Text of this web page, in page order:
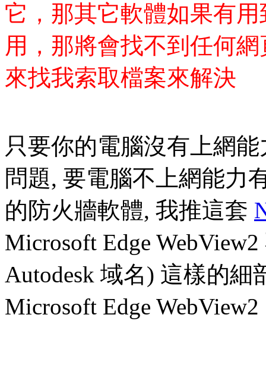
它，那其它軟體如果有
用，那將會找不到任何
來找我索取檔案來解決
只要你的電腦沒有上網
問題, 要電腦不上網能力
的防火牆軟體, 我推這套
Microsoft Edge
Autodesk 域名) 這樣的
Microsoft Edge